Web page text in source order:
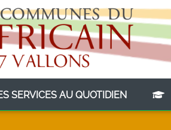
SERVICES AU QUOTIDIEN(CURRENT)